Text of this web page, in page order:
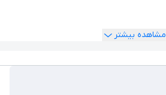
مشاهده بیشتر